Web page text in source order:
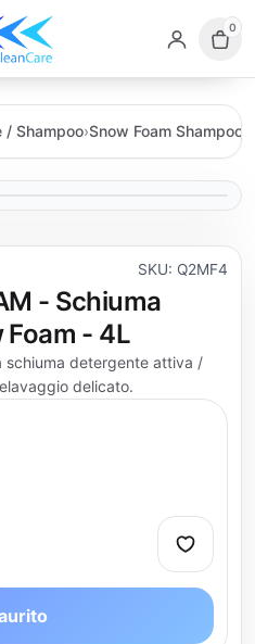
0
/ Shampoo›Snow Foam Shampoo
SKU: Q2MF4
- Schiuma
- 4L
schiuma detergente attiva /
delicato.